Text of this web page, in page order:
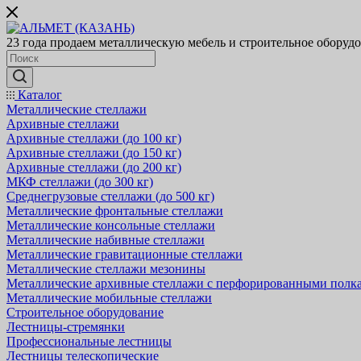
23 года продаем металлическую мебель и строительное
Каталог
Металлические стеллажи
Архивные стеллажи
Архивные стеллажи (до 100 кг)
Архивные стеллажи (до 150 кг)
Архивные стеллажи (до 200 кг)
МКФ стеллажи (до 300 кг)
Среднегрузовые стеллажи (до 500 кг)
Металлические фронтальные стеллажи
Металлические консольные стеллажи
Металлические набивные стеллажи
Металлические гравитационные стеллажи
Металлические стеллажи мезонины
Металлические архивные стеллажи с перфорированными
Металлические мобильные стеллажи
Строительное оборудование
Лестницы-стремянки
Профессиональные лестницы
Лестницы телескопические